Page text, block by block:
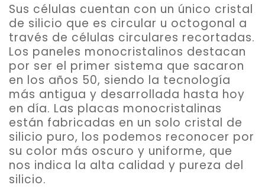
Sus células cuentan con un único cristal
de silicio que es circular u octogonal a
través de células circulares recortadas.
Los paneles monocristalinos destacan
por ser el primer sistema que sacaron
en los años 50, siendo la tecnología
más antigua y desarrollada hasta hoy
en día. Las placas monocristalinas
están fabricadas en un solo cristal de
silicio puro, los podemos reconocer por
su color más oscuro y uniforme, que
nos indica la alta calidad y pureza del
silicio.